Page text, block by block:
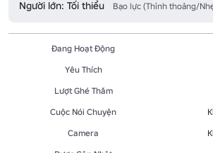
Người lớn: Tối thiểu Bạo lực (Thỉnh thoảng/
Đang Hoạt Động
Yêu Thích
Lượt Ghé Thăm
Cuộc Nói Chuyện
Camera